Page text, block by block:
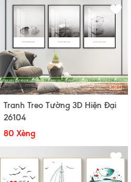
Tranh Treo Tường 3D Hiện Đại
26104
80 Xèng